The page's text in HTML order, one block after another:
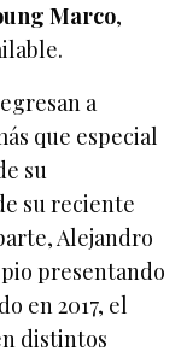
Marco,
a
que especial
su
su reciente
Alejandro
presentando
en 2017, el
distintos